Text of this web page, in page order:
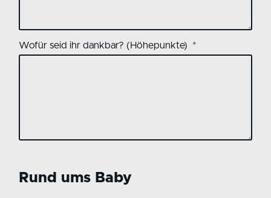
Wofür seid ihr dankbar? (Höhepunkte)
Rund ums Baby